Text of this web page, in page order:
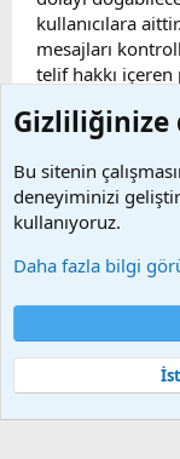
kullanıcılara
mesajları
telif hakkı içeren
kaldırılacaktır.
alınmaktadır.
Videoların hiç
Şartlar
Ana sayfa
Community platform by
Bu forum XenGenTr ©
Gizliliğinize
Bu sitenin
deneyiminizi
kullanıyoruz.
Daha fazla bilgi